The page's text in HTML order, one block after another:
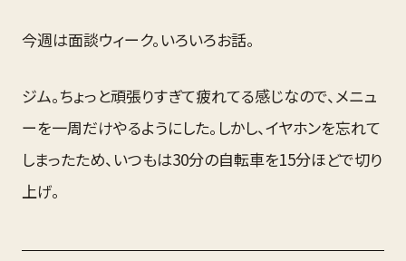
今週は面談ウィーク。いろいろお話。
ジム。ちょっと頑張りすぎて疲れてる感じなので、メニュ
ーを一周だけやるようにした。しかし、イヤホンを忘れて
しまったため、いつもは30分の自転車を15分ほどで切り
上げ。